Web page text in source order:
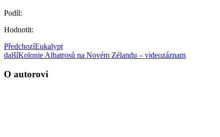
Podíl:
Hodnotit:
PředchozíEukalypt
dalšíKolonie Albatrosů na Novém Zélandu – videozáznam
O autorovi